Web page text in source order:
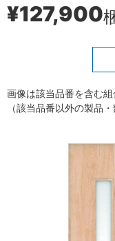
¥127,900
画像は該当品番を含む組
（該当品番以外の製品